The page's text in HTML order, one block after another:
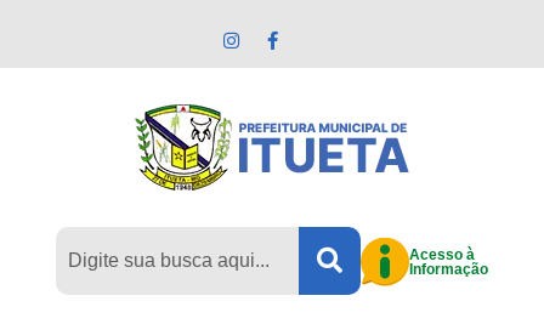
Acesso à
Informação